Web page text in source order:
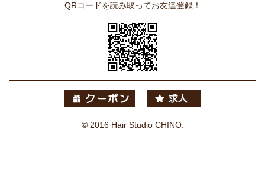
QRコードを読み取ってお友達登録！
© 2016 Hair Studio CHINO.